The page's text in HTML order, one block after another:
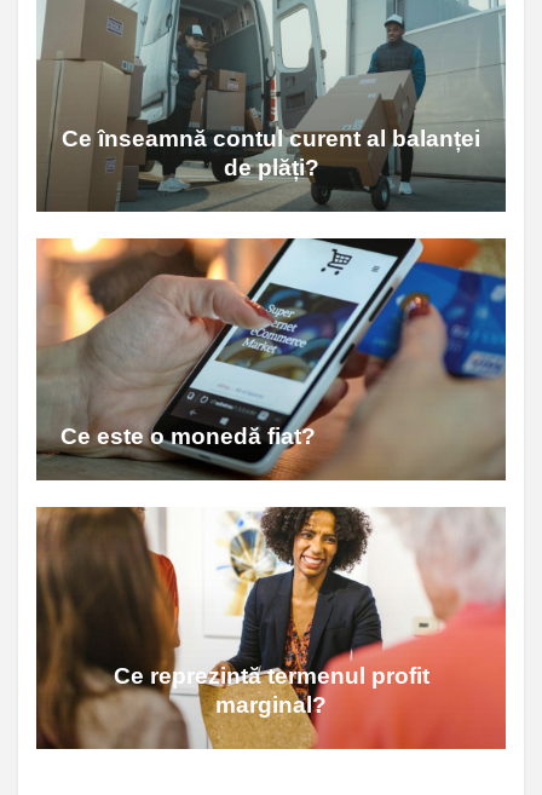
Ce înseamnă contul curent al balanței
de plăți?
Ce este o monedă fiat?
Ce reprezintă termenul profit
marginal?